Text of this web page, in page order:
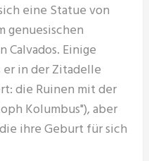
eine Statue von
genuesischen
Einige
in der Zitadelle
die Ruinen mit der
Kolumbus"), aber
ihre Geburt für sich